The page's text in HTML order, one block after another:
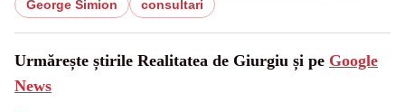
George Simion
consultari
Urmărește știrile Realitatea de Giurgiu și pe Google
News